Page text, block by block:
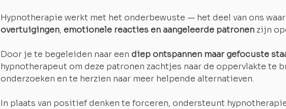
Hypnotherapie werkt met het onderbewuste — het deel van ons waar
overtuigingen, emotionele reacties en aangeleerde patronen zijn
Door je te begeleiden naar een diep ontspannen maar gefocuste
hypnotherapeut om deze patronen zachtjes naar de oppervlakte te
onderzoeken en te herzien naar meer helpende alternatieven.
In plaats van positief denken te forceren, ondersteunt